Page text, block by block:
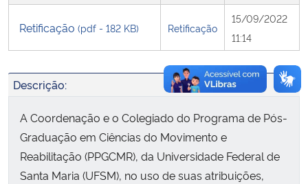
Retificação (pdf - 182 KB) Retificação
15/09/2022
11:14
Descrição:
A Coordenação e o Colegiado do Programa de Pós-
Graduação em Ciências do Movimento e
Reabilitação (PPGCMR), da Universidade Federal de
Santa Maria (UFSM), no uso de suas atribuições,